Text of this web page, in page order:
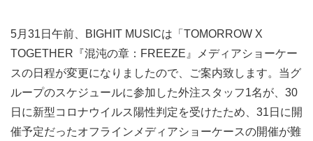
5月31日午前、BIGHIT MUSICは「TOMORROW X
TOGETHER『混沌の章：FREEZE』メディアショーケー
スの日程が変更になりましたので、ご案内致します。当グ
ループのスケジュールに参加した外注スタッフ1名が、30
日に新型コロナウイルス陽性判定を受けたため、31日に開
催予定だったオフラインメディアショーケースの開催が難